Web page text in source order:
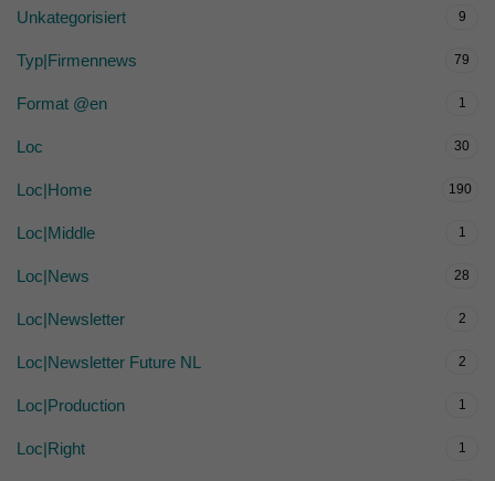
Unkategorisiert 9
Typ|Firmennews 79
Format @en 1
Loc 30
Loc|Home 190
Loc|Middle 1
Loc|News 28
Loc|Newsletter 2
Loc|Newsletter Future NL 2
Loc|Production 1
Loc|Right 1